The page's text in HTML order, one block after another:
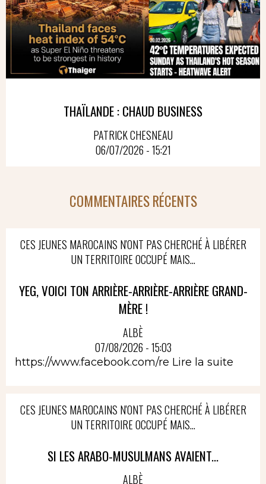
THAÏLANDE : CHAUD BUSINESS
PATRICK CHESNEAU
06/07/2026 - 15:21
COMMENTAIRES RÉCENTS
CES JEUNES MAROCAINS N'ONT PAS CHERCHÉ À LIBÉRER
UN TERRITOIRE OCCUPÉ MAIS...
YEG, VOICI TON ARRIÈRE-ARRIÈRE-ARRIÈRE GRAND-
MÈRE !
ALBÈ
07/08/2026 - 15:03
https://www.facebook.com/re Lire la suite
CES JEUNES MAROCAINS N'ONT PAS CHERCHÉ À LIBÉRER
UN TERRITOIRE OCCUPÉ MAIS...
SI LES ARABO-MUSULMANS AVAIENT...
ALBÈ